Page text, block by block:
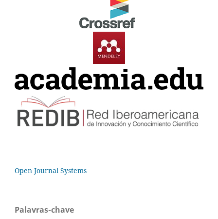
Open Journal Systems
Palavras-chave